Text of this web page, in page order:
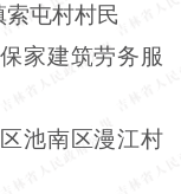
屯村村民
家建筑劳务服
池南区漫江村